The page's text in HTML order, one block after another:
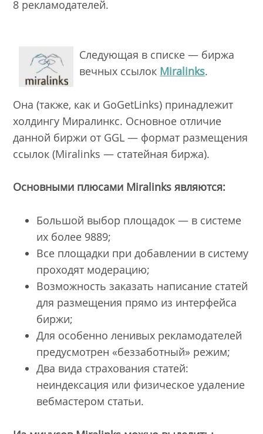
8 рекламодателей.
Следующая в списке — биржа
вечных ссылок Miralinks.
Она (также, как и GoGetLinks) принадлежит
холдингу Миралинкс. Основное отличие
данной биржи от GGL — формат размещения
ссылок (Miralinks — статейная биржа).
Основными плюсами Miralinks являются:
Большой выбор площадок — в системе
их более 9889;
Все площадки при добавлении в систему
проходят модерацию;
Возможность заказать написание статей
для размещения прямо из интерфейса
биржи;
Для особенно ленивых рекламодателей
предусмотрен «беззаботный» режим;
Два вида страхования статей:
неиндексация или физическое удаление
вебмастером статьи.